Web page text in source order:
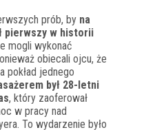
prób, by na
pierwszy w historii
mogli wykonać
obiecali ojcu, że
pokład jednego
był 28-letni
, który zaoferował
w pracy nad
To wydarzenie było